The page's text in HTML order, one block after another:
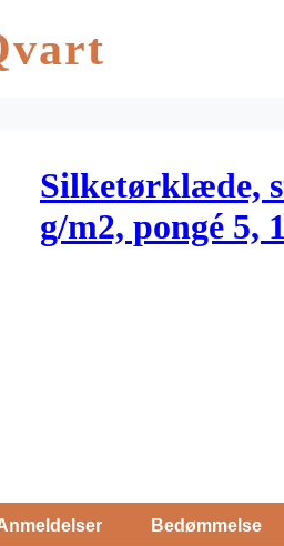
Silketørklæde,
g/m2, pongé 5,
Bedømmelse